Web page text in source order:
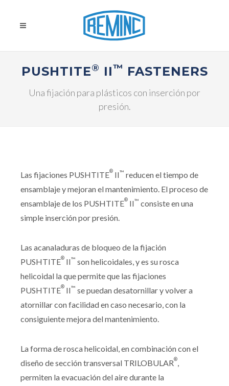
PUSHTITE® II™ FASTENERS
Una fijación para plásticos con inserción por
presión.
Las fijaciones PUSHTITE® II™ reducen el tiempo de
ensamblaje y mejoran el mantenimiento. El proceso de
ensamblaje de los PUSHTITE® II™ consiste en una
simple inserción por presión.
Las acanaladuras de bloqueo de la fijación
PUSHTITE® II™ son helicoidales, y es su rosca
helicoidal la que permite que las fijaciones
PUSHTITE® II™ se puedan desatornillar y volver a
atornillar con facilidad en caso necesario, con la
consiguiente mejora del mantenimiento.
La forma de rosca helicoidal, en combinación con el
diseño de sección transversal TRILOBULAR®,
permiten la evacuación del aire durante la